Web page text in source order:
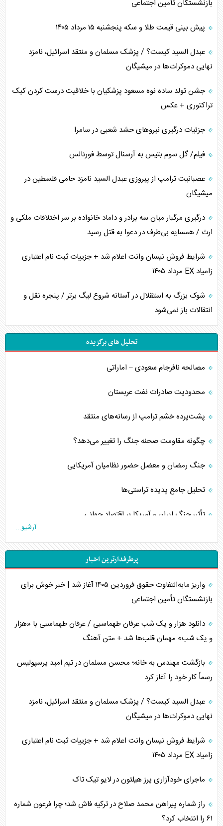
بازنشستگان تأمین اجتماعی
پیش بینی قیمت طلا و سکه پنجشنبه ۱۵ مرداد ۱۴۰۵
عبدل السید کیست؟ / پزشک مسلمان و منتقد اسرائیل، نامزد
نهایی دموکرات‌ها در میشیگان
جشن تولد ساده نوه مسعود پزشکیان با خلاقیت درست کردن کیک
تراکتوری + عکس
جزئیات درگیری نیرو‌های حشد شعبی در سامرا
فیلم/ گل سوم بتیس به آرسنال توسط فورنالس
عصبانیت ترامپ از پیروزی عبدل السید نامزد حامی فلسطین در
میشیگان
درگیری مرگبار میان سه برادر و داماد خانواده بر سر اختلافات ملکی و
ارث / همسایه بی‌طرف در دعوا به قتل رسید
شرایط فروش نیسان وانت اعلام شد + جزییات ثبت نام اعتباری
زامیاد EX مرداد ۱۴۰۵
شوک بزرگ به استقلال در آستانه شروع لیگ برتر / پنجره نقل و
انتقالات باز نمی‌شود
تحلیل های برگزیده
مصالحه نافرجام سعودی – اماراتی
محدودیت صادرات نفت عربستان
پشت‌پرده خشم ترامپ از رسانه‌های منتقد
چگونه مقاومت صحنه جنگ را تغییر می‌دهد؟
جنگ رمضان و معضل حضور نظامیان آمریکایی
تحلیل جامع پدیده تراستی‌ها
تأثیر جنگ ایران و آمریکا بر اقتصاد جهانی
تخریب پل‌ها در اوکراین و فروپاشی روایت دوگانه غرب
اربعین، کابوس مشترک تل‌آویو-واشنگتن
برنامه هفتم توسعه در نقطه کور سیاستگذاری
اوکراین بازوی مخرب آمریکا در غرب آسیا
اهمیت راهبردی اردن برای آمریکا
همسویی عربستان با سنتکام علیه متحدان ایران
ترامپ و توهم خلع سلاح حماس
چرا کویت به دنبال شریک امنیتی جدید است؟
اعتراف غرب به قدرت ایران در تثبیت معادلات
خطای راهبردی ترامپ مقابل برزیل
آرشیو...
پرطرفدارترین اخبار
واریز مابه‌التفاوت حقوق فروردین ۱۴۰۵ آغاز شد | خبر خوش برای
بازنشستگان تأمین اجتماعی
دانلود هزار و یک شب عرفان طهماسبی / عرفان طهماسبی با «هزار
و یک شب» مهمان قلب‌ها شد + متن آهنگ
بازگشت مهندس به خانه؛ محسن مسلمان در تیم امید پرسپولیس
رسماً کار خود را آغاز کرد
عبدل السید کیست؟ / پزشک مسلمان و منتقد اسرائیل، نامزد
نهایی دموکرات‌ها در میشیگان
شرایط فروش نیسان وانت اعلام شد + جزییات ثبت نام اعتباری
زامیاد EX مرداد ۱۴۰۵
ماجرای خودآزاری پرز هیلتون در لایو تیک تاک
راز شماره پیراهن محمد صلاح در ترکیه فاش شد؛ چرا فرعون شماره
۶۱ را انتخاب کرد؟